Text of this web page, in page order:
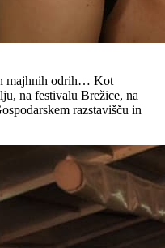
majhnih odrih… Kot
na festivalu Brežice, na
razstavišču in